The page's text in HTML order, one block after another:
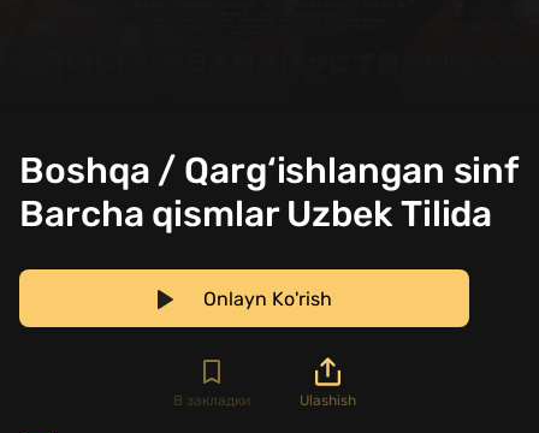
Boshqa / Qarg‘ishlangan sinf
Barcha qismlar Uzbek Tilida
Onlayn Ko'rish
В закладки Ulashish